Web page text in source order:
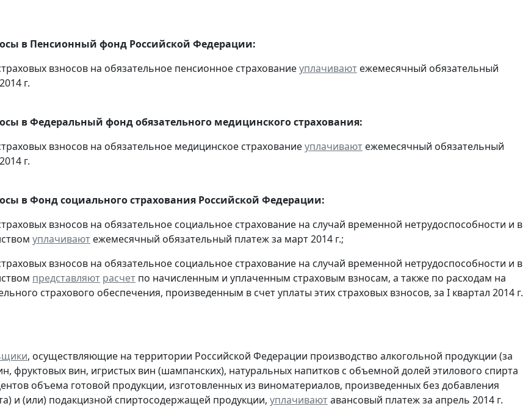
в Пенсионный фонд Российской Федерации:
взносов на обязательное пенсионное страхованиеуплачивают ежемесячный обязательный
г.
в Федеральный фонд обязательного медицинского страхования:
взносов на обязательное медицинское страхованиеуплачивают ежемесячный обязательный
г.
в Фонд социального страхования Российской Федерации:
взносов на обязательное социальное страхование на случай временной нетрудоспособности и в
уплачивают ежемесячный обязательный платеж за март 2014 г.;
взносов на обязательное социальное страхование на случай временной нетрудоспособности и в
представляют расчет по начисленным и уплаченным страховым взносам, а также по расходам на
страхового обеспечения, произведенным в счет уплаты этих страховых взносов, за I квартал 2014 г.
, осуществляющие на территории Российской Федерации производство алкогольной продукции (за
фруктовых вин, игристых вин (шампанских), натуральных напитков с объемной долей этилового спирта
объема готовой продукции, изготовленных из виноматериалов, произведенных без добавления
и (или) подакцизной спиртосодержащей продукции, уплачиваютавансовый платеж за апрель 2014 г.